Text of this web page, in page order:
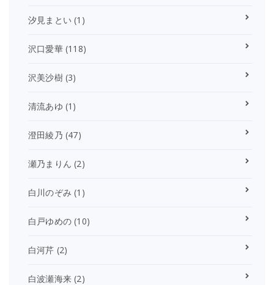
汐見まとい (1)
沢口愛華(118)
沢美沙樹(3)
清流あゆ (1)
澄田綾乃 (47)
瀬乃まりん (2)
白川のぞみ (1)
白戸ゆめの (10)
白河芹 (2)
白波瀬海来 (2)